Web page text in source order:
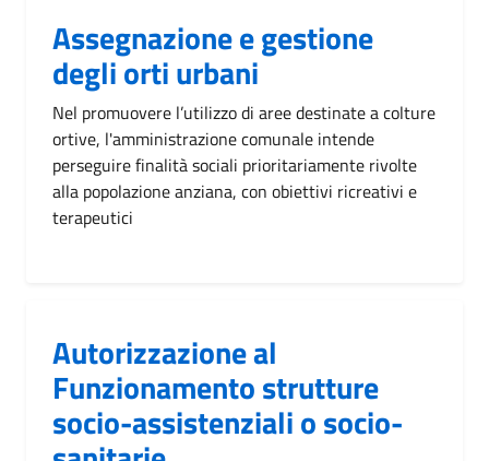
Assegnazione e gestione
degli orti urbani
Nel promuovere l’utilizzo di aree destinate a colture
ortive, l'amministrazione comunale intende
perseguire finalità sociali prioritariamente rivolte
alla popolazione anziana, con obiettivi ricreativi e
terapeutici
Autorizzazione al
Funzionamento strutture
socio-assistenziali o socio-